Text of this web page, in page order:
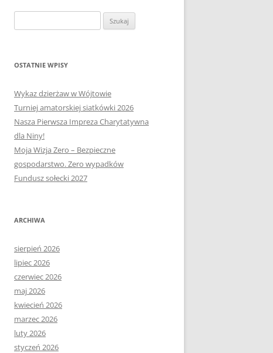
E-MAPA BARCZEWA
SOŁECTWO NIKIELKOWO
OSTATNIE WPISY
Wykaz dzierżaw w Wójtowie
Turniej amatorskiej siatkówki 2026
Nasza Pierwsza Impreza Charytatywna
dla Niny!
Moja Wizja Zero – Bezpieczne
gospodarstwo. Zero wypadków
Fundusz sołecki 2027
ARCHIWA
sierpień 2026
lipiec 2026
czerwiec 2026
maj 2026
kwiecień 2026
marzec 2026
luty 2026
styczeń 2026